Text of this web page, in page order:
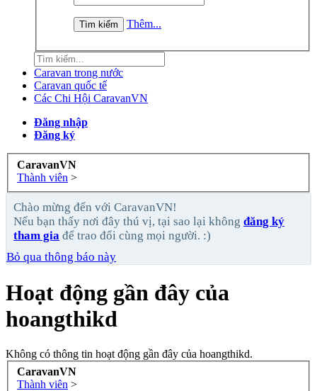
Thêm...
Caravan trong nước
Caravan quốc tế
Các Chi Hội CaravanVN
Đăng nhập
Đăng ký
CaravanVN
Thành viên >
Chào mừng đến với CaravanVN!
Nếu bạn thấy nơi đây thú vị, tại sao lại không đăng ký
tham gia để trao đổi cùng mọi người. :)
Bỏ qua thông báo này
Hoạt động gần đây của
hoangthikd
Không có thông tin hoạt động gần đây của hoangthikd.
CaravanVN
Thành viên >